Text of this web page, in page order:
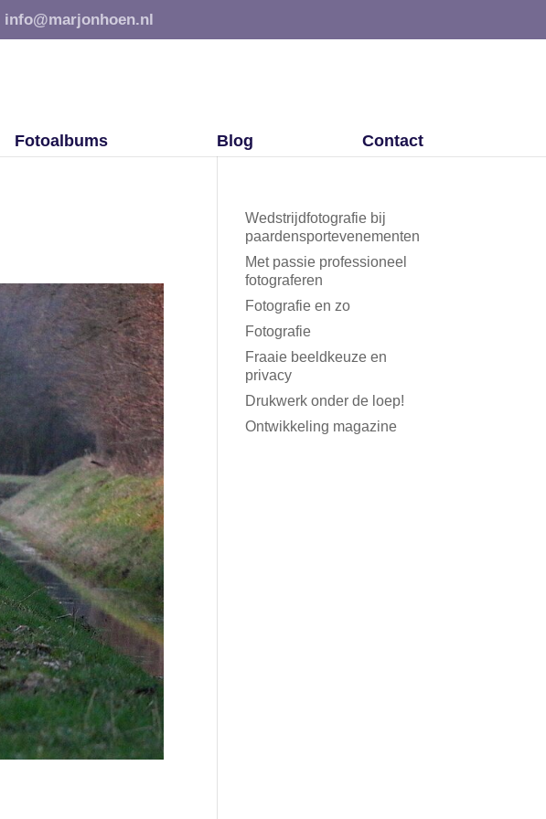
info@marjonhoen.nl
Fotoalbums Blog Contact
Wedstrijdfotografie bij
paardensportevenementen
Met passie professioneel
fotograferen
Fotografie en zo
Fotografie
Fraaie beeldkeuze en
privacy
Drukwerk onder de loep!
Ontwikkeling magazine